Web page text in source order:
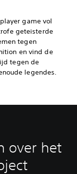
game vol
geteisterde
tegen
en vind de
tegen de
legendes.
over het